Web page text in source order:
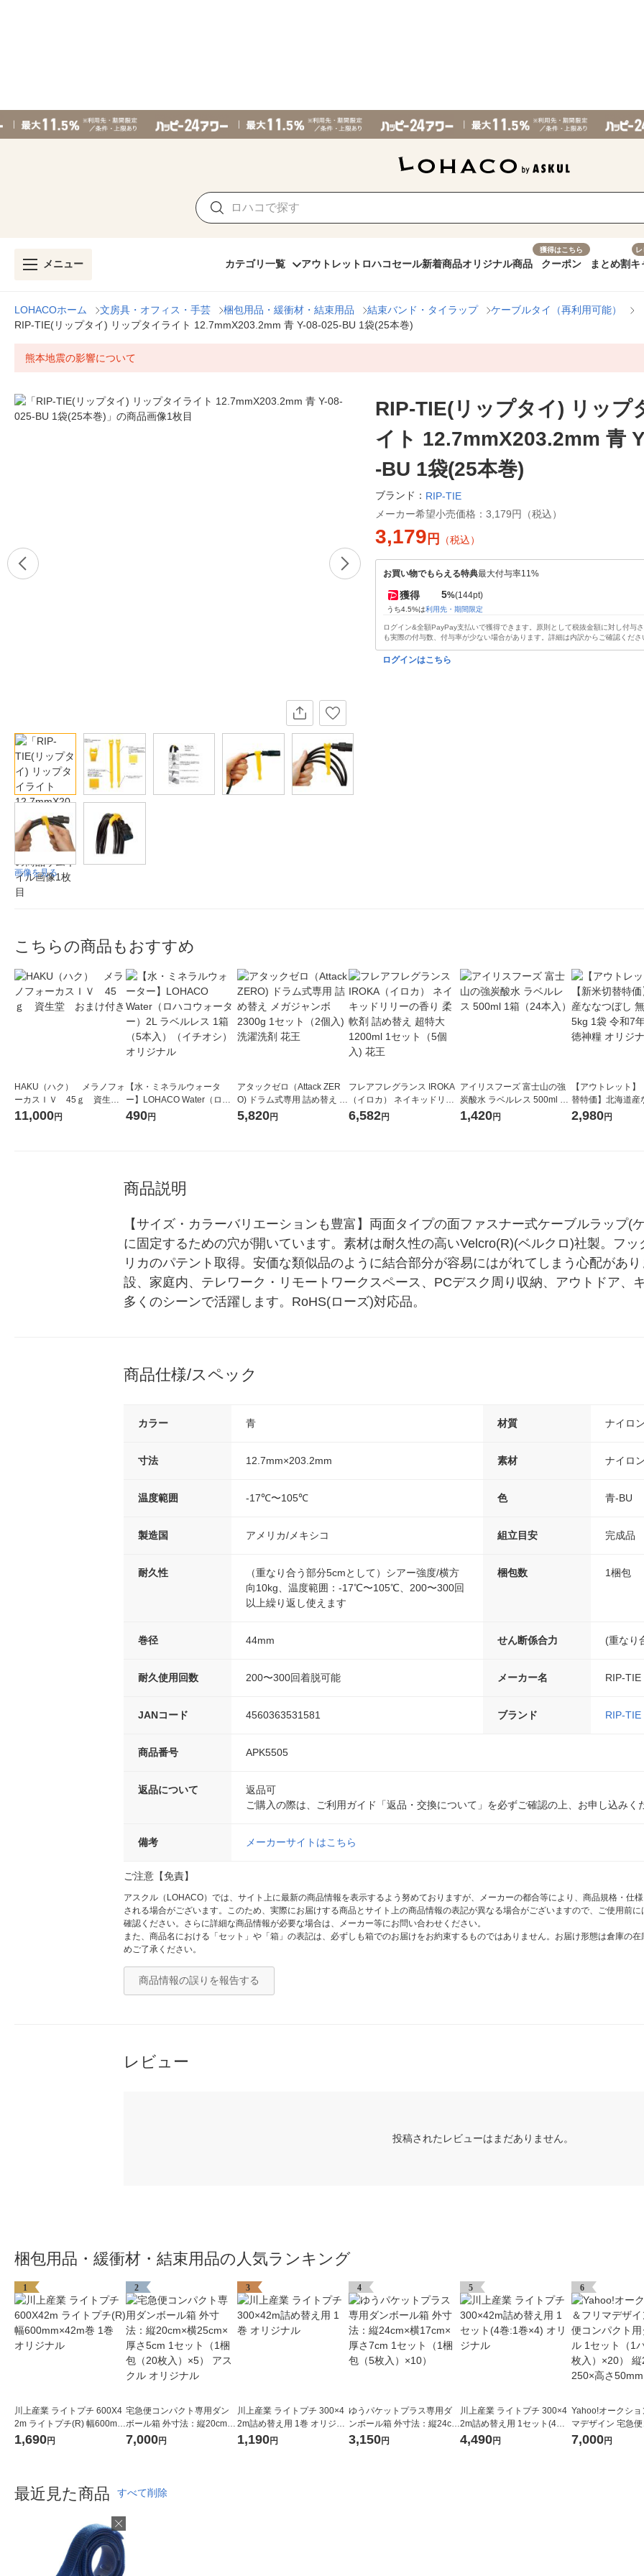
メニュー カテゴリ一覧 アウトレット ロハコセール新着商品オリジナル商品
獲得はこちら
クーポン まとめ割キ
LOHACOホーム 文房具・オフィス・手芸 梱包用品・緩衝材・結束用品 結束バンド・タイラップ
ケーブルタイ（再利用可能）
RIP-TIE(リップタイ) リップタイライト 12.7mmX203.2mm 青 Y-08-025-BU 1袋(25本巻)
熊本地震の影響について
画像を見る
RIP-TIE(リップタイ) リップ
イト 12.7mmX203.2mm 青
-BU 1袋(25本巻)
ブランド： RIP-TIE
メーカー希望小売価格： 3,179円（税込）
3,179 円 （税込）
お買い物でもらえる特典最大付与率11%
獲得 5%(144pt)
うち4.5%は利用先・期間限定
ログイン&全額PayPay支払いで獲得できます。原則として税抜金額に対し付与
も実際の付与数、付与率が少ない場合があります。詳細は内訳からご確認くださ
ログインはこちら
こちらの商品もおすすめ
HAKU（ハク） メラノフォ
ーカスＩＶ 45ｇ 資生
堂 おまけ付き
11,000円
【水・ミネラルウォータ
ー】LOHACO Water（ロハ
コウォーター）2L ラベルレ
490円
アタックゼロ（Attack ZER
O) ドラム式専用 詰め替え メ
ガジャンボ 2300g 1セット
（2個入) 洗濯洗剤 花王
5,820円
フレアフレグランス IROKA
（イロカ） ネイキッドリリ
ーの香り 柔軟剤 詰め替え 超
特大 1200ml 1セット（5個
6,582円
アイリスフーズ 富士山の強
炭酸水 ラベルレス 500ml 1
箱（24本入）
1,420円
【アウトレット】
替特価】北海道産
し 無洗米 5kg 1袋
米 木徳神糧 オリジ
2,980円
商品説明
【サイズ・カラーバリエーションも豊富】両面タイプの面ファスナー式ケーブルラップ(
に固定するための穴が開いています。素材は耐久性の高いVelcro(R)(ベルクロ)社製。フ
リカのパテント取得。安価な類似品のように結合部分が容易にはがれてしまう心配があ
設、家庭内、テレワーク・リモートワークスペース、PCデスク周り収納、アウトドア、
多くのシーンで活躍します。RoHS(ローズ)対応品。
商品仕様/スペック
カラー 青 材質 ナイロ
寸法 12.7mm×203.2mm 素材 ナイロ
温度範囲 -17℃〜105℃ 色 青-BU
製造国 アメリカ/メキシコ 組立目安 完成品
耐久性
（重なり合う部分5cmとして）シアー強度/横方
向10kg、温度範囲：-17℃〜105℃、200〜300回
以上繰り返し使えます
梱包数 1梱包
巻径 44mm せん断係合力 (重なり
耐久使用回数 200〜300回着脱可能 メーカー名 RIP-TIE
JANコード 4560363531581 ブランド RIP-TIE
商品番号 APK5505
返品について
返品可
ご購入の際は、ご利用ガイド「返品・交換について」を必ずご確認の上、お申し込みく
備考 メーカーサイトはこちら
ご注意【免責】
アスクル（LOHACO）では、サイト上に最新の商品情報を表示するよう努めておりますが、メーカーの都合等により、商品規格・仕
される場合がございます。このため、実際にお届けする商品とサイト上の商品情報の表記が異なる場合がございますので、ご使用前
確認ください。さらに詳細な商品情報が必要な場合は、メーカー等にお問い合わせください。
また、商品名における「セット」や「箱」の表記は、必ずしも箱でのお届けをお約束するものではありません。お届け形態は倉庫の
めご了承ください。
商品情報の誤りを報告する
レビュー
投稿されたレビューはまだありません。
梱包用品・緩衝材・結束用品の人気ランキング
1
川上産業 ライトプチ 600X4
2m ライトプチ(R) 幅600mm
×42m巻 1巻 オリジナル
1,690円
2
宅急便コンパクト専用ダン
ボール箱 外寸法：縦20cm×
横25cm×厚さ5cm 1セット
（1梱包（20枚入）×5） ア
7,000円
3
川上産業 ライトプチ 300×4
2m詰め替え用 1巻 オリジナ
ル
1,190円
4
ゆうパケットプラス専用ダ
ンボール箱 外寸法：縦24cm
×横17cm×厚さ7cm 1セット
（1梱包（5枚入）×10）
3,150円
5
川上産業 ライトプチ 300×4
2m詰め替え用 1セット(4巻:
1巻×4) オリジナル
4,490円
6
Yahoo!オークショ
マデザイン 宅急便
ト用ダンボール 1
パック（5枚入）
7,000円
最近見た商品 すべて削除